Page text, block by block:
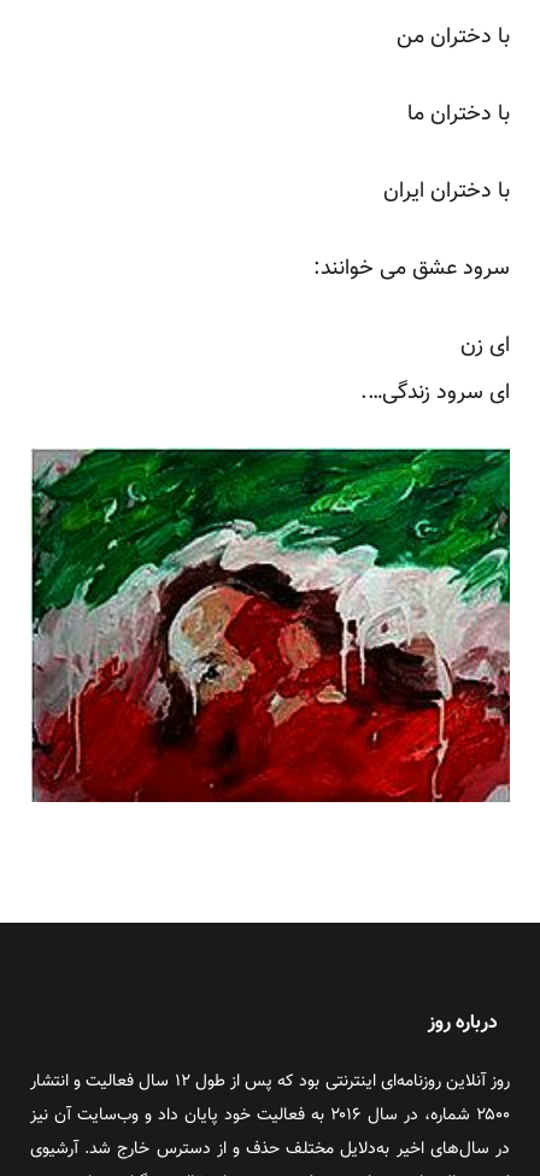
با دختران من
با دختران ما
با دختران ایران
سرود عشق می خوانند:
ای زن
ای سرود زندگی….
درباره روز
روز آنلاین روزنامه‌ای اینترنتی بود که پس از طول ۱۲ سال فعالیت و انتشار
۲۵۰۰ شماره، در سال ۲۰۱۶ به فعالیت خود پایان داد و وب‌سایت آن نیز
در سال‌های اخیر به‌دلایل مختلف حذف و از دسترس خارج شد. آرشیوی